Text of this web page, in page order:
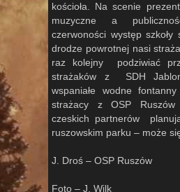
kościoła. Na scenie
muzyczne a
czerwoności występ
drodze powrotnej nasi
raz kolejny podziwiać
strażaków z SDH
wspaniałe wodne
strażacy z OSP Ruszów
czeskich partnerów
ruszowskim parku – może
J. Droś – OSP Ruszów
Foto – J. Wilk